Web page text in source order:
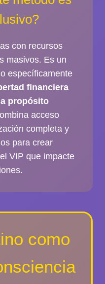
con recursos
masivos. Es un
específicamente
financiera
propósito
acceso
completa y
para crear
VIP que impacte
como